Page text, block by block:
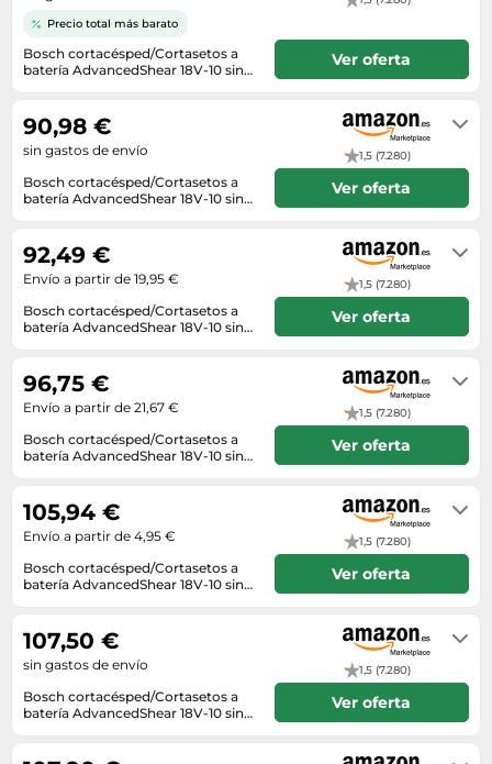
Ropa deportiva y outdoor
Tiendas de campaña
Zapatillas deportivas
Perfumes de mujer
Perfumes unisex
Productos de higiene corporal
Productos para baño y ducha
Protectores solares
Tensiómetros
Termómetros clínicos
Tratamientos faciales
Media
Microondas
Máquinas de afeitar
Móviles
Ordenadores portátiles
Radios
Secadoras
TV, vídeo y DVD
Tablets
Telecomunicaciones
Vehículos a escala
Relojes
Relojes de pulsera
Tejer y crochet
Zapatillas de atletismo
Zapatillas de baloncesto
Zapatos de invierno
Zapatos mujer
Bosch cortacésped/Cortasetos a
batería AdvancedShear 18V-10 sin
Precio total más barato
Ver oferta
Bosch cortacésped/Cortasetos a
batería AdvancedShear 18V-10 sin
1,5 (7.280)
90,98 €
sin gastos de envío
Ver oferta
Bosch cortacésped/Cortasetos a
batería AdvancedShear 18V-10 sin
1,5 (7.280)
92,49 €
Envío a partir de 19,95 €
Ver oferta
Bosch cortacésped/Cortasetos a
batería AdvancedShear 18V-10 sin
1,5 (7.280)
96,75 €
Envío a partir de 21,67 €
Ver oferta
Bosch cortacésped/Cortasetos a
batería AdvancedShear 18V-10 sin
1,5 (7.280)
105,94 €
Envío a partir de 4,95 €
Ver oferta
Bosch cortacésped/Cortasetos a
batería AdvancedShear 18V-10 sin
1,5 (7.280)
107,50 €
sin gastos de envío
Ver oferta